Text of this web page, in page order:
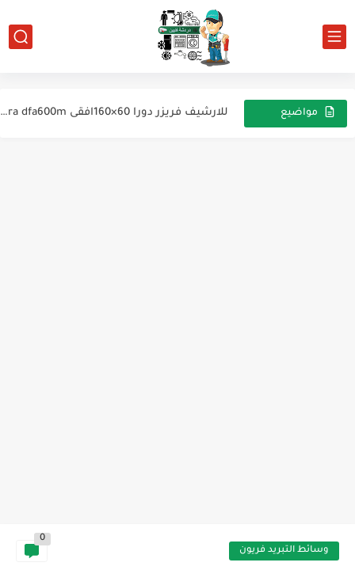
مواضيع
تقويم وتشغيل
للارشيف فريزر دورا 60×160افقى dora dfa600m
وسائط التبريد فريون
0